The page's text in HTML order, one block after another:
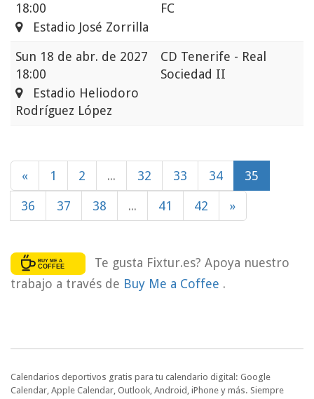
18:00
FC
Estadio José Zorrilla
Sun 18 de abr. de 2027
18:00
CD Tenerife - Real
Sociedad II
Estadio Heliodoro
Rodríguez López
« 1 2 ... 32 33 34 35
36 37 38 ... 41 42 »
Te gusta Fixtur.es? Apoya nuestro
trabajo a través de Buy Me a Coffee .
Calendarios deportivos gratis para tu calendario digital: Google
Calendar, Apple Calendar, Outlook, Android, iPhone y más. Siempre